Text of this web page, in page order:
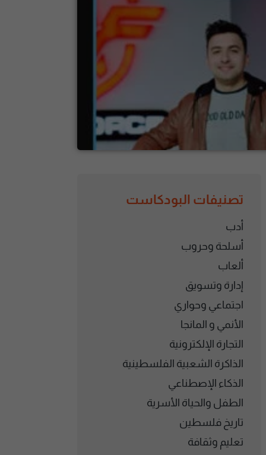
تصنيفات البودكاست
أدب
أسلحة وحروب
ألعاب
إدارة وتسويق
اجتماعي وحواري
الأنمي و المانجا
التجارة الإلكترونية
الذاكرة الشعبية الفلسطينية
الذكاء الإصطناعي
الطفل والحياة الأسرية
تاريخ فلسطين
تعليم وثقافة